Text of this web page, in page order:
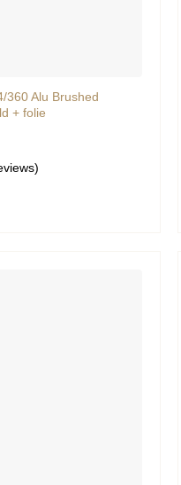
360 Alu Brushed
+ folie
)